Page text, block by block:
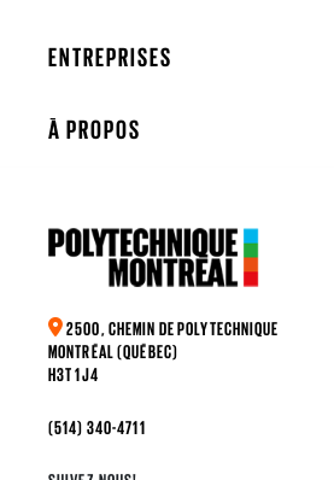
ENTREPRISES
À PROPOS
2500, CHEMIN DE POLYTECHNIQUE
MONTRÉAL (QUÉBEC)
H3T 1J4
(514) 340-4711